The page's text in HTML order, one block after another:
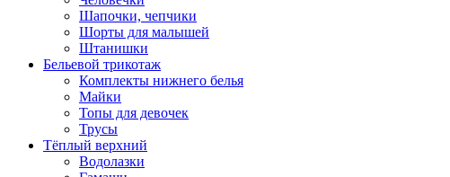
Шапочки, чепчики
Шорты для малышей
Штанишки
Бельевой трикотаж
Комплекты нижнего белья
Майки
Топы для девочек
Трусы
Тёплый верхний
Водолазки